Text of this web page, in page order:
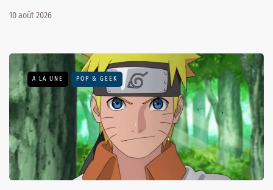
10 août 2026
A LA UNE POP & GEEK